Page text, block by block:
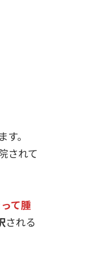
。
されて
て腫
される